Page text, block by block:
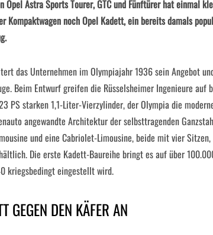
Opel Astra Sports Tourer, GTC und Fünftürer hat einmal
Kompaktwagen noch Opel Kadett, ein bereits damals
das Unternehmen im Olympiajahr 1936 sein Angebot
Beim Entwurf greifen die Rüsselsheimer Ingenieure auf
PS starken 1,1-Liter-Vierzylinder, der Olympia die
angewandte Architektur der selbsttragenden
und eine Cabriolet-Limousine, beide mit vier
Die erste Kadett-Baureihe bringt es auf über
kriegsbedingt eingestellt wird.
GEGEN DEN KÄFER AN